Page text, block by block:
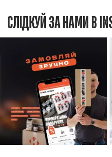
СЛІДКУЙ ЗА НАМИ В